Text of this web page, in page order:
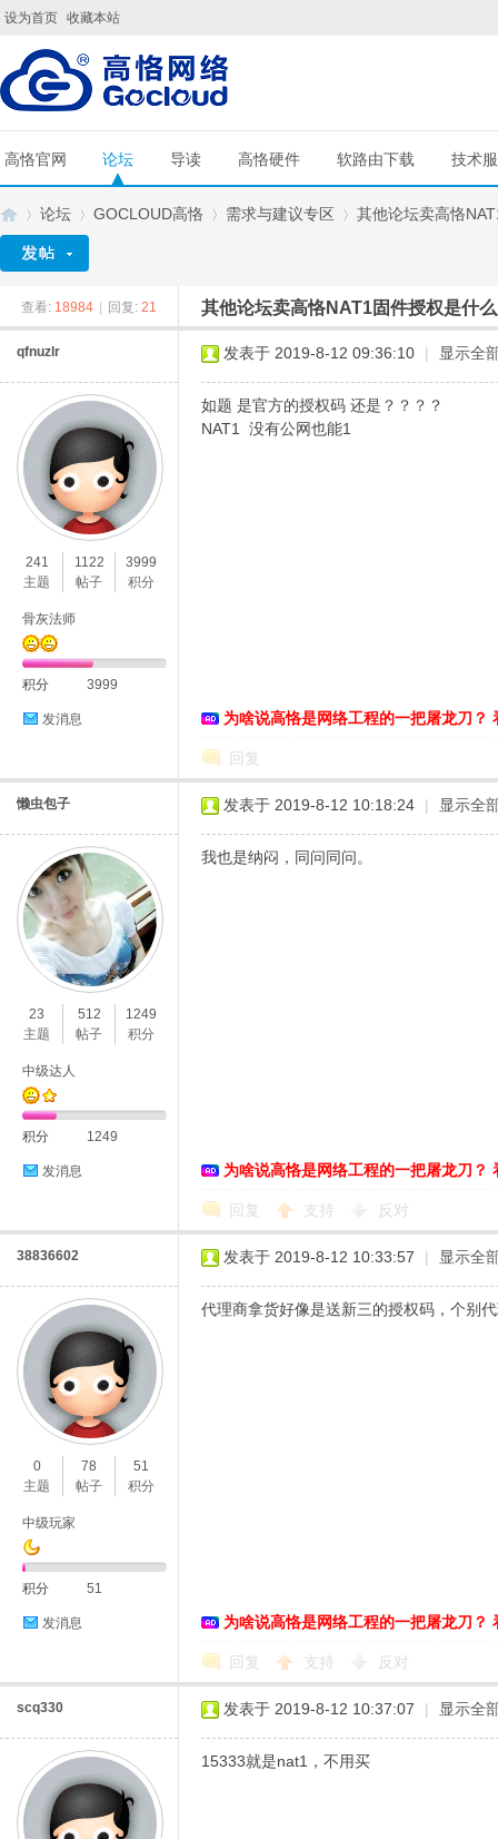
设为首页 收藏本站
高恪官网 论坛 导读 高恪硬件 软路由下载 技术
»
论坛
›
GOCLOUD高恪
›
需求与建议专区
›
其他论坛卖高恪
查看: 18984 回复: 21 其他论坛卖高恪NAT1固件授权是什
qfnuzlr
241
主题
1122
帖子
3999
积分
骨灰法师
积分 3999
发消息
发表于 2019-8-12 09:36:10 | 显示全
如题 是官方的授权码 还是？？？？
NAT1 没有公网也能1
为啥说高恪是网络工程的一把屠龙刀？
回复
懒虫包子
23
主题
512
帖子
1249
积分
中级达人
积分 1249
发消息
发表于 2019-8-12 10:18:24 | 显示全
我也是纳闷，同问同问。
为啥说高恪是网络工程的一把屠龙刀？
回复 支持 反对
38836602
0
主题
78
帖子
51
积分
中级玩家
积分 51
发消息
发表于 2019-8-12 10:33:57 | 显示全
代理商拿货好像是送新三的授权码，个别
为啥说高恪是网络工程的一把屠龙刀？
回复 支持 反对
scq330 发表于 2019-8-12 10:37:07 | 显示全
15333就是nat1，不用买